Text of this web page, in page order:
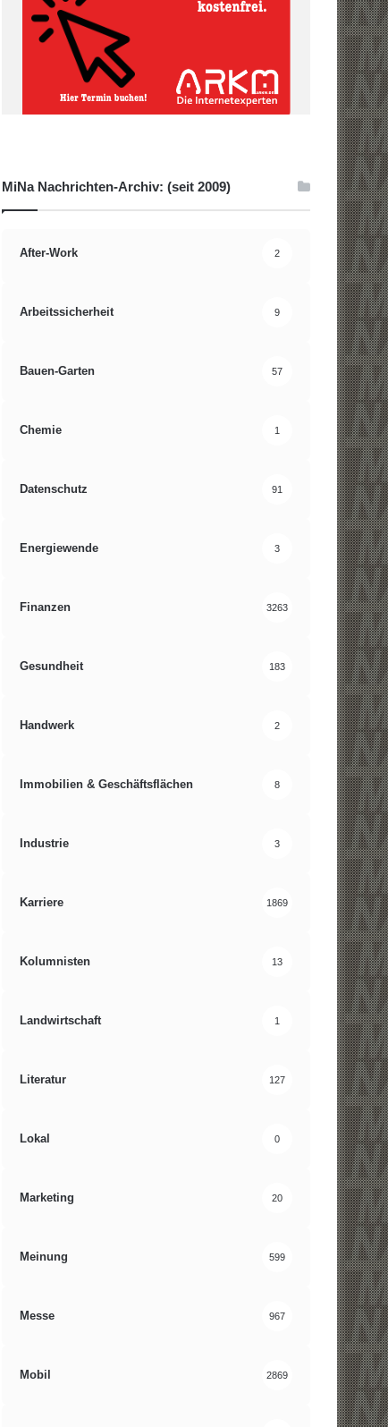
MiNa Nachrichten-Archiv: (seit 2009)
After-Work 2
Arbeitssicherheit 9
Bauen-Garten 57
Chemie 1
Datenschutz 91
Energiewende 3
Finanzen 3263
Gesundheit 183
Handwerk 2
Immobilien & Geschäftsflächen 8
Industrie 3
Karriere 1869
Kolumnisten 13
Landwirtschaft 1
Literatur 127
Lokal 0
Marketing 20
Meinung 599
Messe 967
Mobil 2869